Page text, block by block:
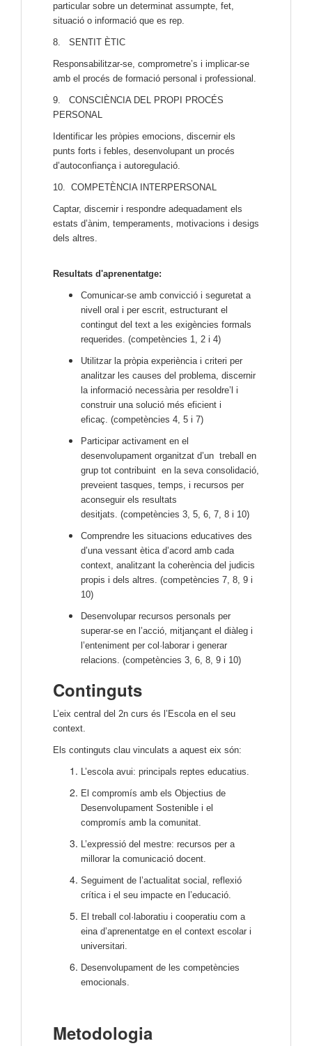
particular sobre un determinat assumpte, fet,
situació o informació que es rep.
8. SENTIT ÈTIC
Responsabilitzar-se, comprometre’s i implicar-se
amb el procés de formació personal i professional.
9. CONSCIÈNCIA DEL PROPI PROCÉS
PERSONAL
Identificar les pròpies emocions, discernir els
punts forts i febles, desenvolupant un procés
d’autoconfiança i autoregulació.
10. COMPETÈNCIA INTERPERSONAL
Captar, discernir i respondre adequadament els
estats d’ànim, temperaments, motivacions i desigs
dels altres.
Resultats d'aprenentatge:
Comunicar-se amb convicció i seguretat a
nivell oral i per escrit, estructurant el
contingut del text a les exigències formals
requerides. (competències 1, 2 i 4)
Utilitzar la pròpia experiència i criteri per
analitzar les causes del problema, discernir
la informació necessària per resoldre’l i
construir una solució més eficient i
eficaç. (competències 4, 5 i 7)
Participar activament en el
desenvolupament organitzat d’un treball en
grup tot contribuint en la seva consolidació,
preveient tasques, temps, i recursos per
aconseguir els resultats
desitjats. (competències 3, 5, 6, 7, 8 i 10)
Comprendre les situacions educatives des
d’una vessant ètica d’acord amb cada
context, analitzant la coherència del judicis
propis i dels altres. (competències 7, 8, 9 i
10)
Desenvolupar recursos personals per
superar-se en l’acció, mitjançant el diàleg i
l’enteniment per col·laborar i generar
relacions. (competències 3, 6, 8, 9 i 10)
Continguts
L’eix central del 2n curs és l’Escola en el seu
context.
Els continguts clau vinculats a aquest eix són:
L’escola avui: principals reptes educatius.
El compromís amb els Objectius de
Desenvolupament Sostenible i el
compromís amb la comunitat.
L’expressió del mestre: recursos per a
millorar la comunicació docent.
Seguiment de l’actualitat social, reflexió
crítica i el seu impacte en l’educació.
El treball col·laboratiu i cooperatiu com a
eina d’aprenentatge en el context escolar i
universitari.
Desenvolupament de les competències
emocionals.
Metodologia